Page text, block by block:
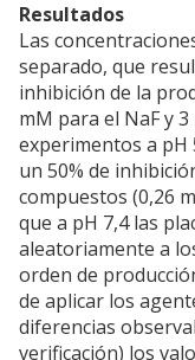
Resultados
Las
separado, que
inhibición de la
mM para el NaF y
experimentos a pH
un 50% de
compuestos (0,26
que a pH 7,4 las
aleatoriamente a
orden de
de aplicar los
diferencias
verificación) los